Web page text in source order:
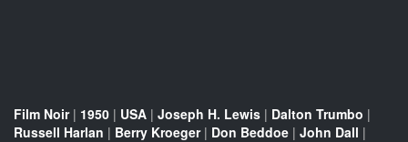
Film Noir| 1950 | USA | Joseph H. Lewis | Dalton Trumbo |
Russell Harlan | Berry Kroeger| Don Beddoe | John Dall |